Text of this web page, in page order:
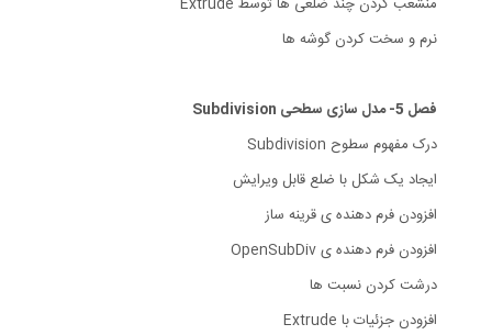
نرم و سخت کردن گوشه ها
فصل 5- مدل سازی سطحی Subdivision
درک مفهوم سطوح Subdivision
ایجاد یک شکل با ضلع قابل ویرایش
افزودن فرم دهنده ی قرینه ساز
افزودن فرم دهنده ی OpenSubDiv
درشت کردن نسبت ها
افزودن جزئیات با Extrude